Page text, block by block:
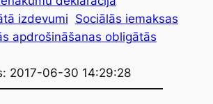
izdevumi
Sociālās iemaksas
apdrošināšanas obligātās
2017-06-30 14:29:28